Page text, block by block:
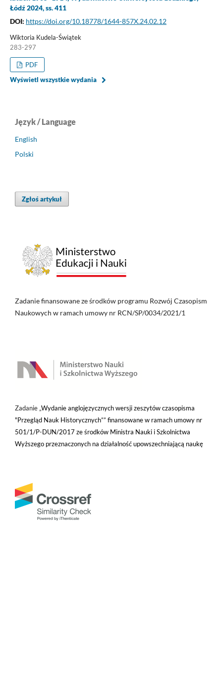
Łódź 2024, ss. 411
DOI: https://doi.org/10.18778/1644-857X.24.02.12
Wiktoria Kudela-Świątek
283-297
PDF
Wyświetl wszystkie wydania
Język / Language
English
Polski
Zgłoś artykuł
Zadanie finansowane ze środków programu Rozwój Czasopism
Naukowych w ramach umowy nr RCN/SP/0034/2021/1
Zadanie „Wydanie anglojęzycznych wersji zeszytów czasopisma
"Przegląd Nauk Historycznych”” finansowane w ramach umowy nr
501/1/P-DUN/2017 ze środków Ministra Nauki i Szkolnictwa
Wyższego przeznaczonych na działalność upowszechniającą naukę